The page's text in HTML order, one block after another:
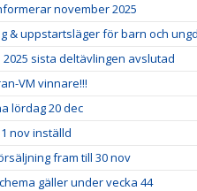
november 2025
& uppstartsläger för barn och
2025 sista deltävlingen avslutad
VM vinnare!!!
lördag 20 dec
nov inställd
fram till 30 nov
gäller under vecka 44